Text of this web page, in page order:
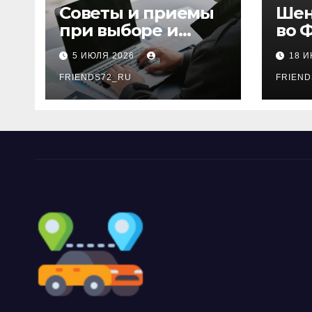
Советы и приемы
при выборе и
бронировании
авиабилетов
5 ИЮЛЯ 2026
FRIENDS72_RU
во
18